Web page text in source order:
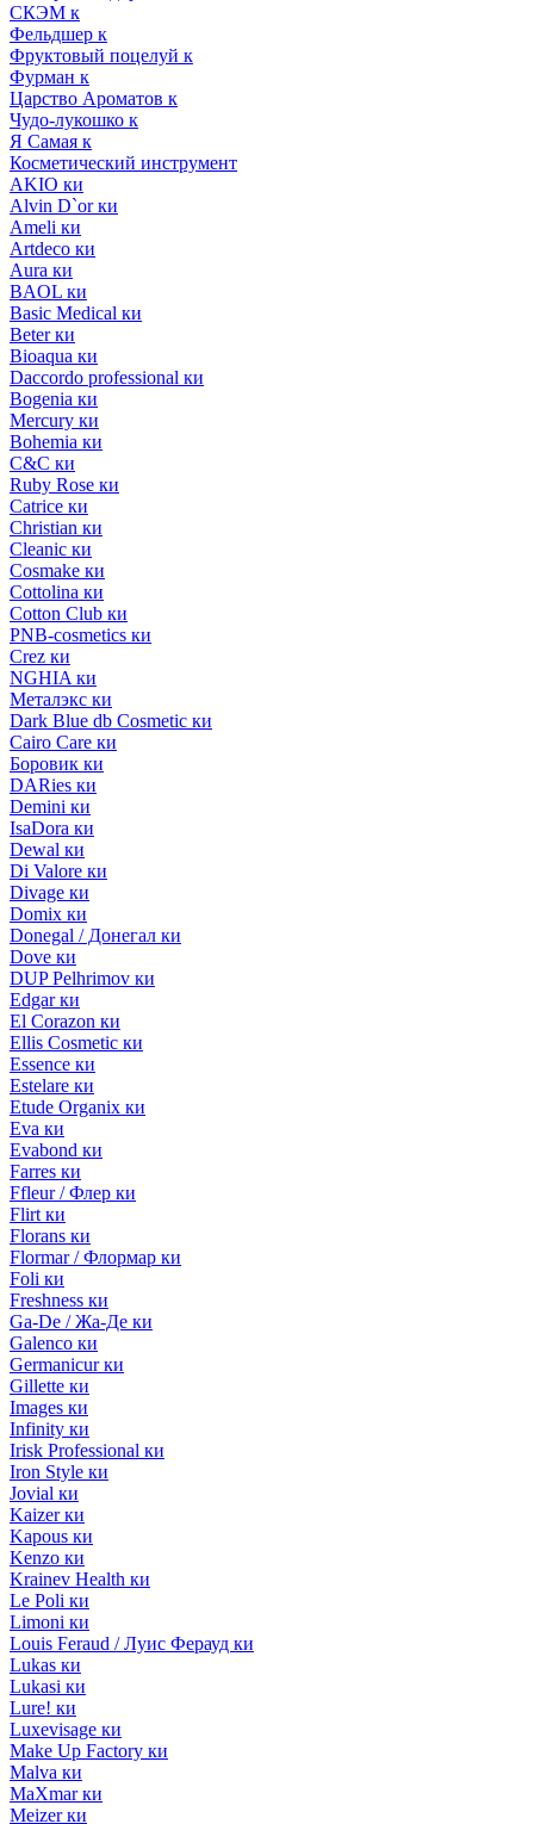
СКЭМ к
Фельдшер к
Фруктовый поцелуй к
Фурман к
Царство Ароматов к
Чудо-лукошко к
Я Самая к
Косметический инструмент
AKIO ки
Alvin D`or ки
Ameli ки
Artdeco ки
Aura ки
BAOL ки
Basic Medical ки
Beter ки
Bioaqua ки
Daccordo professional ки
Bogenia ки
Mercury ки
Bohemia ки
C&C ки
Ruby Rose ки
Catrice ки
Christian ки
Cleanic ки
Cosmake ки
Cottolina ки
Cotton Club ки
PNB-cosmetics ки
Crez ки
NGHIA ки
Металэкс ки
Dark Blue db Cosmetic ки
Cairo Care ки
Боровик ки
DARies ки
Demini ки
IsaDora ки
Dewal ки
Di Valore ки
Divage ки
Domix ки
Donegal / Донегал ки
Dove ки
DUP Pelhrimov ки
Edgar ки
El Corazon ки
Ellis Cosmetic ки
Essence ки
Estelare ки
Etude Organix ки
Eva ки
Evabond ки
Farres ки
Ffleur / Флер ки
Flirt ки
Florans ки
Flormar / Флормар ки
Foli ки
Freshness ки
Ga-De / Жа-Де ки
Galenco ки
Germanicur ки
Gillette ки
Images ки
Infinity ки
Irisk Professional ки
Iron Style ки
Jovial ки
Kaizer ки
Kapous ки
Kenzo ки
Krainev Health ки
Le Poli ки
Limoni ки
Louis Feraud / Луис Ферауд ки
Lukas ки
Lukasi ки
Lure! ки
Luxevisage ки
Make Up Factory ки
Malva ки
MaXmar ки
Meizer ки